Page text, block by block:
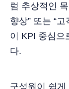
럼 추상적인
향상” 또는 “
이 KPI 중심으
다.
구성원이 쉽게